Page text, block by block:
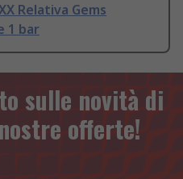
Relativa Gems
1 bar
sulle novità di
offerte!